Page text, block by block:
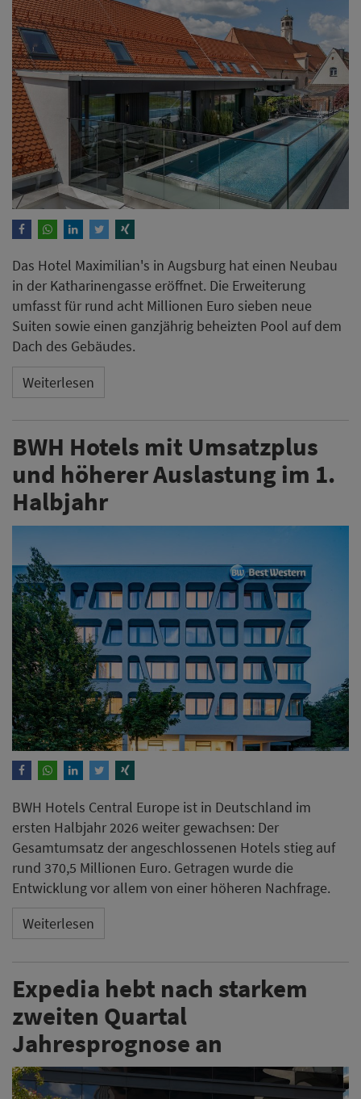
Das Hotel Maximilian's in Augsburg hat einen Neubau
in der Katharinengasse eröffnet. Die Erweiterung
umfasst für rund acht Millionen Euro sieben neue
Suiten sowie einen ganzjährig beheizten Pool auf dem
Dach des Gebäudes.
Weiterlesen
BWH Hotels mit Umsatzplus
und höherer Auslastung im 1.
Halbjahr
BWH Hotels Central Europe ist in Deutschland im
ersten Halbjahr 2026 weiter gewachsen: Der
Gesamtumsatz der angeschlossenen Hotels stieg auf
rund 370,5 Millionen Euro. Getragen wurde die
Entwicklung vor allem von einer höheren Nachfrage.
Weiterlesen
Expedia hebt nach starkem
zweiten Quartal
Jahresprognose an